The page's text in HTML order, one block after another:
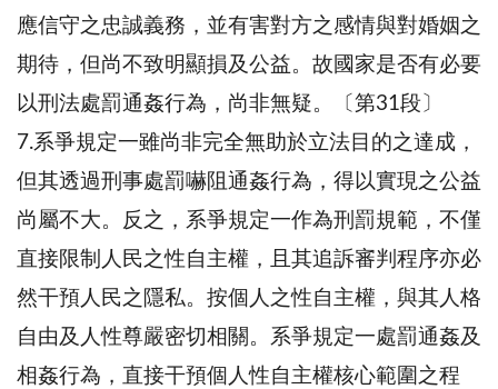
應信守之忠誠義務，並有害對方之感情與對婚姻之
期待，但尚不致明顯損及公益。故國家是否有必要
以刑法處罰通姦行為，尚非無疑。〔第31段〕
7.系爭規定一雖尚非完全無助於立法目的之達成，
但其透過刑事處罰嚇阻通姦行為，得以實現之公益
尚屬不大。反之，系爭規定一作為刑罰規範，不僅
直接限制人民之性自主權，且其追訴審判程序亦必
然干預人民之隱私。按個人之性自主權，與其人格
自由及人性尊嚴密切相關。系爭規定一處罰通姦及
相姦行為，直接干預個人性自主權核心範圍之程